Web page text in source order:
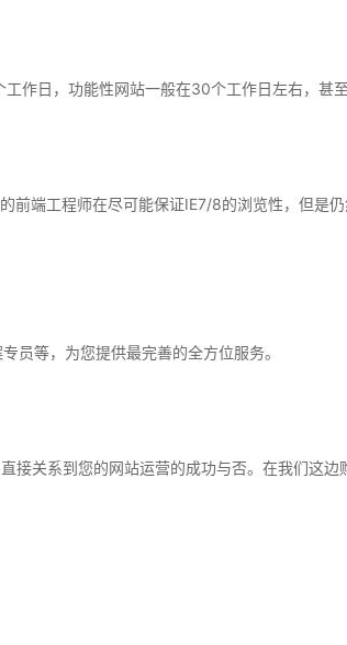
作日，功能性网站一般在30个工作日左右，甚至
端工程师在尽可能保证IE7/8的浏览性，但是
员等，为您提供最完善的全方位服务。
关系到您的网站运营的成功与否。在我们这边